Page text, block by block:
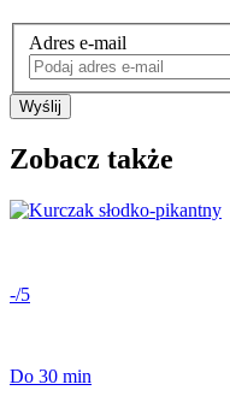
Adres e-mail
Wyślij
Zobacz także
-/5
Do 30 min